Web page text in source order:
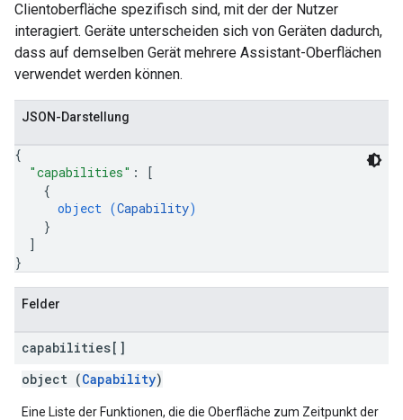
Clientoberfläche spezifisch sind, mit der der Nutzer
interagiert. Geräte unterscheiden sich von Geräten dadurch,
dass auf demselben Gerät mehrere Assistant-Oberflächen
verwendet werden können.
JSON-Darstellung
{
"capabilities" :
[
{
object (Capability)
}
]
}
Felder
capabilities[]
object (Capability)
Eine Liste der Funktionen, die die Oberfläche zum Zeitpunkt der